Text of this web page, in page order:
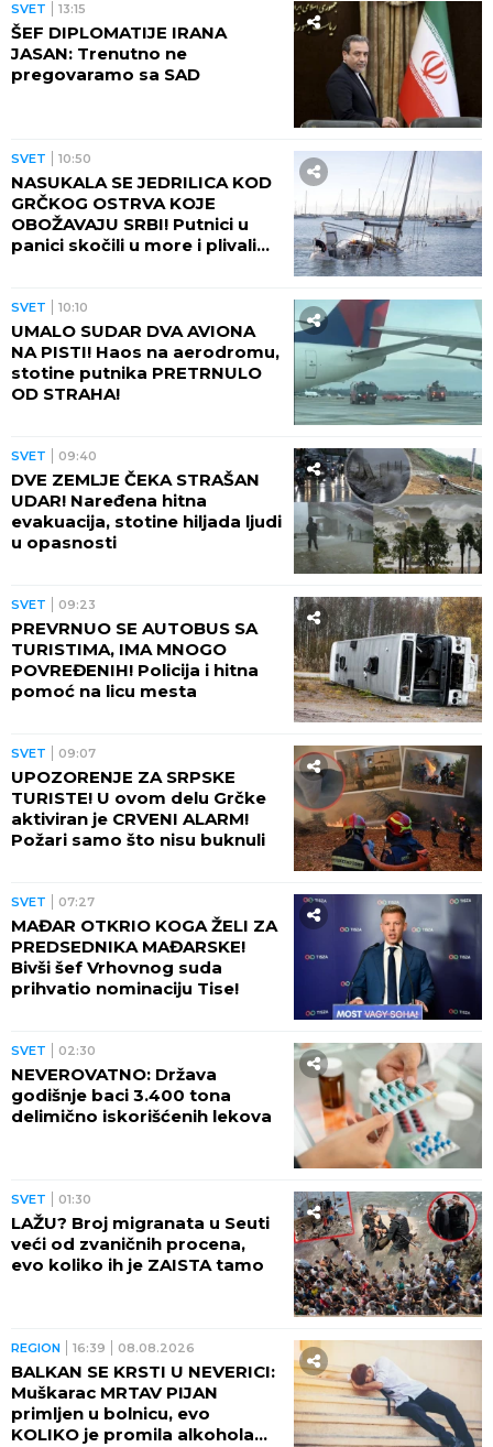
SVET 13:15
ŠEF DIPLOMATIJE IRANA
JASAN: Trenutno ne
pregovaramo sa SAD
SVET 10:50
NASUKALA SE JEDRILICA KOD
GRČKOG OSTRVA KOJE
OBOŽAVAJU SRBI! Putnici u
panici skočili u more i plivali
SVET 10:10
UMALO SUDAR DVA AVIONA
NA PISTI! Haos na aerodromu,
stotine putnika PRETRNULO
OD STRAHA!
SVET 09:40
DVE ZEMLJE ČEKA STRAŠAN
UDAR! Naređena hitna
evakuacija, stotine hiljada ljudi
u opasnosti
SVET 09:23
PREVRNUO SE AUTOBUS SA
TURISTIMA, IMA MNOGO
POVREĐENIH! Policija i hitna
pomoć na licu mesta
SVET 09:07
UPOZORENJE ZA SRPSKE
TURISTE! U ovom delu Grčke
aktiviran je CRVENI ALARM!
Požari samo što nisu buknuli
SVET 07:27
MAĐAR OTKRIO KOGA ŽELI ZA
PREDSEDNIKA MAĐARSKE!
Bivši šef Vrhovnog suda
prihvatio nominaciju Tise!
SVET 02:30
NEVEROVATNO: Država
godišnje baci 3.400 tona
delimično iskorišćenih lekova
SVET 01:30
LAŽU? Broj migranata u Seuti
veći od zvaničnih procena,
evo koliko ih je ZAISTA tamo
REGION 16:39 08.08.2026
BALKAN SE KRSTI U NEVERICI:
Muškarac MRTAV PIJAN
primljen u bolnicu, evo
KOLIKO je promila alkohola